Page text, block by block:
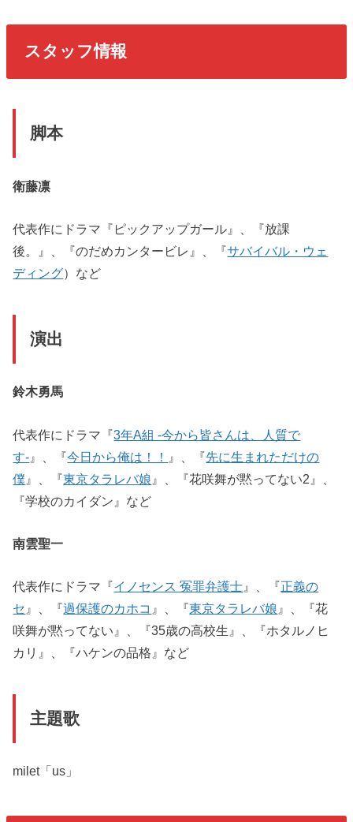
スタッフ情報
脚本
衛藤凛
代表作にドラマ『ピックアップガール』、『放課
後。』、『のだめカンタービレ』、『サバイバル・ウェ
ディング）など
演出
鈴木勇馬
代表作にドラマ『3年A組 -今から皆さんは、人質で
す- 』、『今日から俺は！！ 』、『先に生まれただけの
僕 』、『東京タラレバ娘 』、『花咲舞が黙ってない2』、
『学校のカイダン』など
南雲聖一
代表作にドラマ『イノセンス 冤罪弁護士 』、『正義の
セ 』、『過保護のカホコ 』、『東京タラレバ娘 』、『花
咲舞が黙ってない』、『35歳の高校生』、『ホタルノヒ
カリ』、『ハケンの品格』など
主題歌
milet「us」